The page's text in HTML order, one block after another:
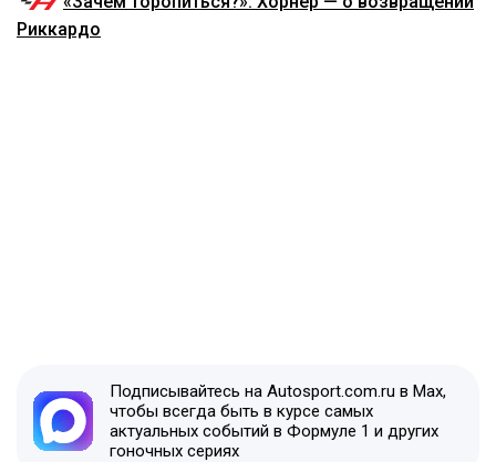
Риккардо
Подписывайтесь на Autosport.com.ru в Max,
чтобы всегда быть в курсе самых
актуальных событий в Формуле 1 и других
гоночных сериях